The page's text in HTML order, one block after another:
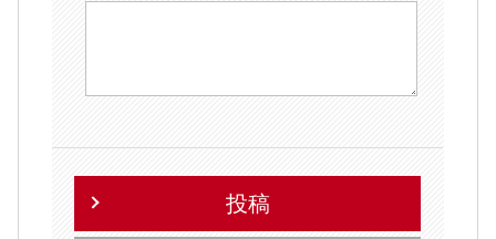
投稿